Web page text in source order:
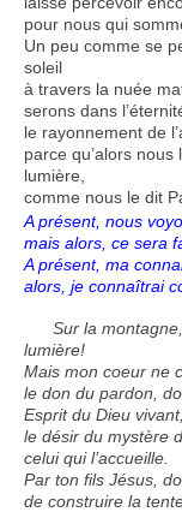
pour nous qui
Un peu comme se
soleil
à travers la nuée
serons dans
le rayonnement de
parce qu’alors
lumière,
comme nous le dit
A présent, nous
mais alors, ce sera
A présent, ma
alors, je connaîtrai
Sur la montagne,
lumière!
Mais mon coeur ne
le don du pardon,
Esprit du Dieu
le désir du mystère
celui qui l’accueille.
Par ton fils Jésus,
de construire la